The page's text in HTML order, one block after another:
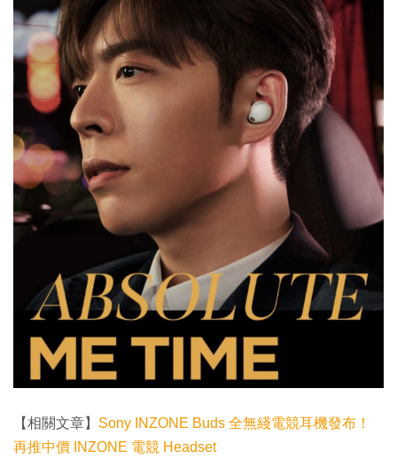
【相關文章】 Sony INZONE Buds 全無綫電競耳機發布！
再推中價 INZONE 電競 Headset